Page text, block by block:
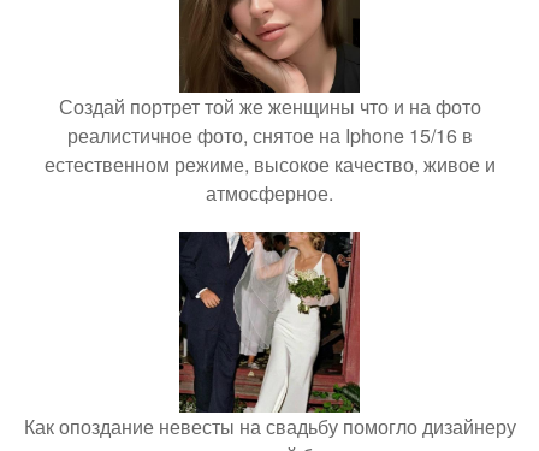
Создай портрет той же женщины что и на фото
реалистичное фото, снятое на Iphone 15/16 в
естественном режиме, высокое качество, живое и
атмосферное.
Как опоздание невесты на свадьбу помогло дизайнеру